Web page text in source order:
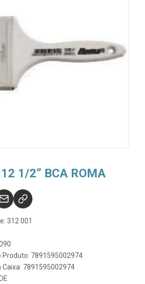
1/2” BCA ROMA
312 001
Produto: 7891595002974
Caixa: 7891595002974